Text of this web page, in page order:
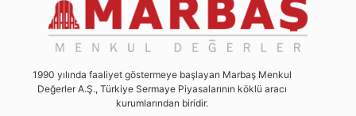
1990 yılında faaliyet göstermeye başlayan Marbaş Menkul
Değerler A.Ş., Türkiye Sermaye Piyasalarının köklü aracı
kurumlarından biridir.